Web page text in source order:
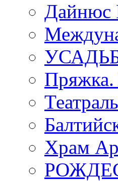
Дайнюс
Пряжка.
Храм